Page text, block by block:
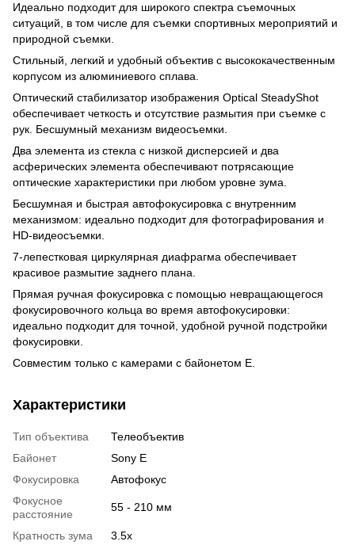
Идеально подходит для широкого спектра съемочных
ситуаций, в том числе для съемки спортивных мероприятий и
природной съемки.
Стильный, легкий и удобный объектив с высококачественным
корпусом из алюминиевого сплава.
Оптический стабилизатор изображения Optical SteadyShot
обеспечивает четкость и отсутствие размытия при съемке с
рук. Бесшумный механизм видеосъемки.
Два элемента из стекла с низкой дисперсией и два
асферических элемента обеспечивают потрясающие
оптические характеристики при любом уровне зума.
Бесшумная и быстрая автофокусировка с внутренним
механизмом: идеально подходит для фотографирования и
HD-видеосъемки.
7-лепестковая циркулярная диафрагма обеспечивает
красивое размытие заднего плана.
Прямая ручная фокусировка с помощью невращающегося
фокусировочного кольца во время автофокусировки:
идеально подходит для точной, удобной ручной подстройки
фокусировки.
Совместим только с камерами с байонетом E.
Характеристики
Тип объектива
Телеобъектив
Байонет
Sony E
Фокусировка
Автофокус
Фокусное
расстояние
55 - 210 мм
Кратность зума
3.5x